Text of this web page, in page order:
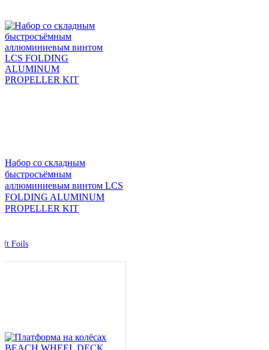
Набор со складным
быстросъёмным
аллюминиевым винтом LCS
FOLDING ALUMINUM
PROPELLER KIT
Foils